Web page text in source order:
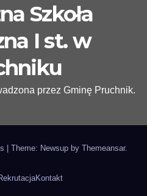
Szkoła
I st. w
przez Gminę Pruchnik.
Theme: Newsup by Themeansar.
Kontakt